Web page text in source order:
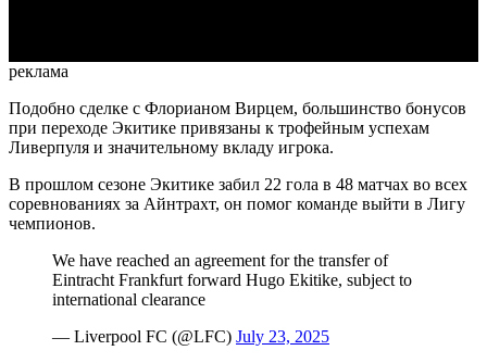
реклама
Подобно сделке с Флорианом Вирцем, большинство бонусов
при переходе Экитике привязаны к трофейным успехам
Ливерпуля и значительному вкладу игрока.
В прошлом сезоне Экитике забил 22 гола в 48 матчах во всех
соревнованиях за Айнтрахт, он помог команде выйти в Лигу
чемпионов.
We have reached an agreement for the transfer of
Eintracht Frankfurt forward Hugo Ekitike, subject to
international clearance
— Liverpool FC (@LFC) July 23, 2025